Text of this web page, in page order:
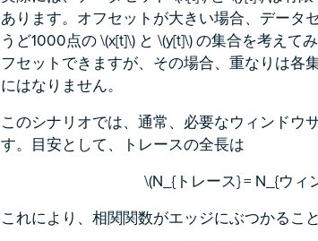
あります。オフセットが大きい場合、データ
うど1000点の \(x[t]\) と \(y[t]\) の集合を考えて
フセットできますが、その場合、重なりは各
にはなりません。
このシナリオでは、通常、必要なウィンドウ
す。目安として、トレースの全長は
\(N_{トレース} = N_{ウィ
これにより、相関関数がエッジにぶつかるこ